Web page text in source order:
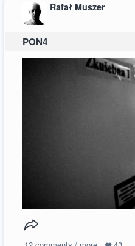
Rafał Muszer
PON4